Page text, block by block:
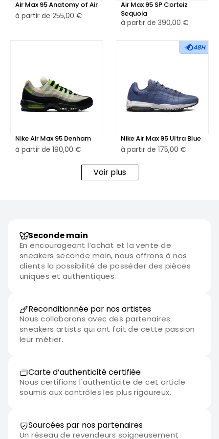
Air Max 95 Anatomy of Air
à partir de 255,00 €
Air Max 95 SP Corteiz
Sequoia
à partir de 390,00 €
Nike Air Max 95 Denham
à partir de 190,00 €
48H
Nike Air Max 95 Ultra Blue
à partir de 175,00 €
Voir plus
Seconde main
En encourageant l’achat et la vente de
sneakers seconde main, nous offrons à nos
clients la possibilité de posséder des pièces
uniques et authentiques.
Reconditionnée par nos artistes
Nous collaborons avec des partenaires
sneakers artists qui ont fait de cette passion
leur métier.
Carte d’authenticité certifiée
Nous certifions l'authenticite de cet article
soumis aux contrôles les plus rigoureux.
Sourcées par nos partenaires
Un réseau de revendeurs soigneusement